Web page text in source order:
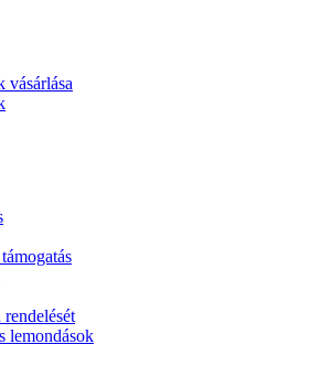
vásárlása
lemondások